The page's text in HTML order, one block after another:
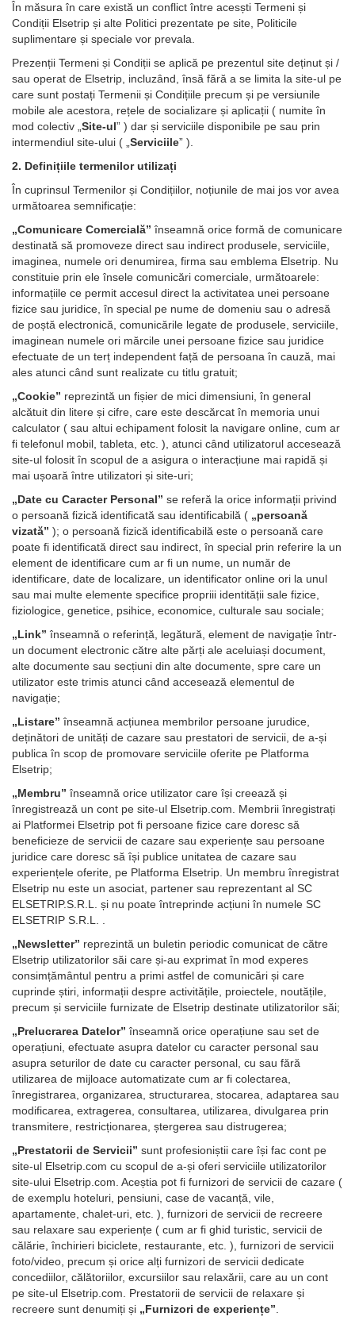
În măsura în care există un conflict între acesști Termeni și
Condiții Elsetrip și alte Politici prezentate pe site, Politicile
suplimentare și speciale vor prevala.
Prezenții Termeni și Condiții se aplică pe prezentul site deținut și /
sau operat de Elsetrip, incluzând, însă fără a se limita la site-ul pe
care sunt postați Termenii și Condițiile precum și pe versiunile
mobile ale acestora, rețele de socializare și aplicații ( numite în
mod colectiv „ Site-ul” ) dar și serviciile disponibile pe sau prin
intermendiul site-ului ( „ Serviciile” ).
2. Definițiile termenilor utilizați
În cuprinsul Termenilor și Condițiilor, noțiunile de mai jos vor avea
următoarea semnificație:
„Comunicare Comercială” înseamnă orice formă de comunicare
destinată să promoveze direct sau indirect produsele, serviciile,
imaginea, numele ori denumirea, firma sau emblema Elsetrip. Nu
constituie prin ele însele comunicări comerciale, următoarele:
informațiile ce permit accesul direct la activitatea unei persoane
fizice sau juridice, în special pe nume de domeniu sau o adresă
de poștă electronică, comunicările legate de produsele, serviciile,
imaginean numele ori mărcile unei persoane fizice sau juridice
efectuate de un terț independent față de persoana în cauză, mai
ales atunci când sunt realizate cu titlu gratuit;
„Cookie” reprezintă un fișier de mici dimensiuni, în general
alcătuit din litere și cifre, care este descărcat în memoria unui
calculator ( sau altui echipament folosit la navigare online, cum ar
fi telefonul mobil, tableta, etc. ), atunci când utilizatorul accesează
site-ul folosit în scopul de a asigura o interacțiune mai rapidă și
mai ușoară între utilizatori și site-uri;
„Date cu Caracter Personal” se referă la orice informații privind
o persoană fizică identificată sau identificabilă ( „persoană
vizată” ); o persoană fizică identificabilă este o persoană care
poate fi identificată direct sau indirect, în special prin referire la un
element de identificare cum ar fi un nume, un număr de
identificare, date de localizare, un identificator online ori la unul
sau mai multe elemente specifice propriii identității sale fizice,
fiziologice, genetice, psihice, economice, culturale sau sociale;
„Link” înseamnă o referință, legătură, element de navigație într-
un document electronic către alte părți ale aceluiași document,
alte documente sau secțiuni din alte documente, spre care un
utilizator este trimis atunci când accesează elementul de
navigație;
„Listare” înseamnă acțiunea membrilor persoane jurudice,
deținători de unități de cazare sau prestatori de servicii, de a-și
publica în scop de promovare serviciile oferite pe Platforma
Elsetrip;
„Membru” înseamnă orice utilizator care își creează și
înregistrează un cont pe site-ul Elsetrip.com. Membrii înregistrați
ai Platformei Elsetrip pot fi persoane fizice care doresc să
beneficieze de servicii de cazare sau experiențe sau persoane
juridice care doresc să își publice unitatea de cazare sau
experiențele oferite, pe Platforma Elsetrip. Un membru înregistrat
Elsetrip nu este un asociat, partener sau reprezentant al SC
ELSETRIP.S.R.L. și nu poate întreprinde acțiuni în numele SC
ELSETRIP S.R.L. .
„Newsletter” reprezintă un buletin periodic comunicat de către
Elsetrip utilizatorilor săi care și-au exprimat în mod experes
consimțământul pentru a primi astfel de comunicări și care
cuprinde știri, informații despre activitățile, proiectele, noutățile,
precum și serviciile furnizate de Elsetrip destinate utilizatorilor săi;
„Prelucrarea Datelor” înseamnă orice operațiune sau set de
operațiuni, efectuate asupra datelor cu caracter personal sau
asupra seturilor de date cu caracter personal, cu sau fără
utilizarea de mijloace automatizate cum ar fi colectarea,
înregistrarea, organizarea, structurarea, stocarea, adaptarea sau
modificarea, extragerea, consultarea, utilizarea, divulgarea prin
transmitere, restricționarea, ștergerea sau distrugerea;
„Prestatorii de Servicii” sunt profesioniștii care își fac cont pe
site-ul Elsetrip.com cu scopul de a-și oferi serviciile utilizatorilor
site-ului Elsetrip.com. Aceștia pot fi furnizori de servicii de cazare (
de exemplu hoteluri, pensiuni, case de vacanță, vile,
apartamente, chalet-uri, etc. ), furnizori de servicii de recreere
sau relaxare sau experiențe ( cum ar fi ghid turistic, servicii de
călărie, închirieri biciclete, restaurante, etc. ), furnizori de servicii
foto/video, precum și orice alți furnizori de servicii dedicate
concediilor, călătoriilor, excursiilor sau relaxării, care au un cont
pe site-ul Elsetrip.com. Prestatorii de servicii de relaxare și
recreere sunt denumiți și „Furnizori de experiențe”